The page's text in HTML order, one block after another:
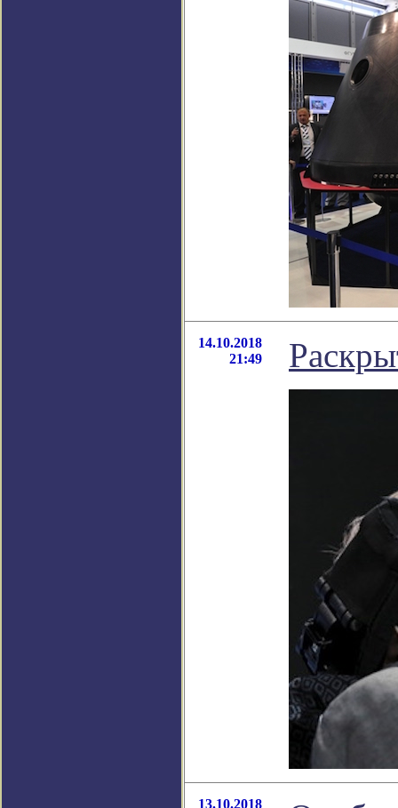
14.10.2018
21:49
13.10.2018